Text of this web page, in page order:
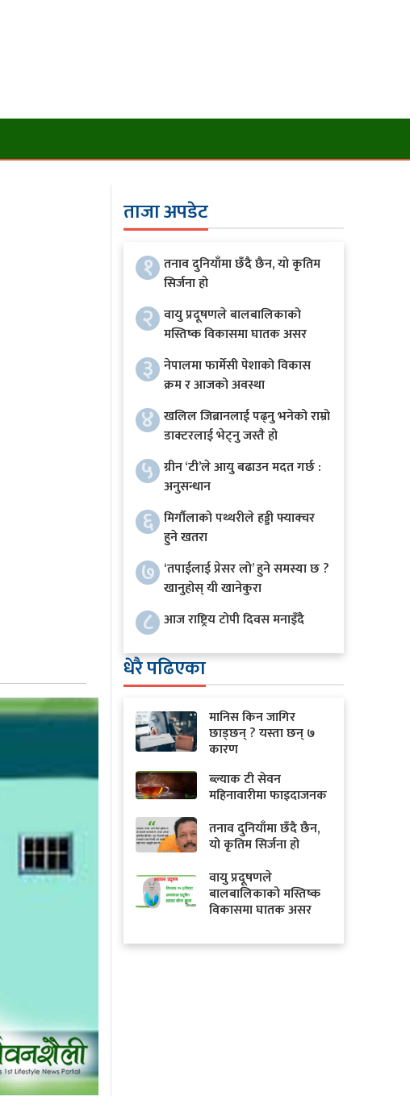
ताजा अपडेट
१ तनाव दुनियाँमा छँदै छैन, यो कृतिम
सिर्जना हो
२ वायु प्रदूषणले बालबालिकाको
मस्तिष्क विकासमा घातक असर
३ नेपालमा फार्मेसी पेशाको विकास
क्रम र आजको अवस्था
४ खलिल जिब्रानलाई पढ्नु भनेको राम्रो
डाक्टरलाई भेट्नु जस्तै हो
५ ग्रीन ‘टी’ले आयु बढाउन मदत गर्छ :
अनुसन्धान
६ मिर्गौलाको पथ्थरीले हड्डी फ्याक्चर
हुने खतरा
७ ‘तपाईलाई प्रेसर लो’ हुने समस्या छ ?
खानुहोस् यी खानेकुरा
८ आज राष्ट्रिय टोपी दिवस मनाइँदै
धेरै पढिएका
मानिस किन जागिर
छाड्छन् ? यस्ता छन् ७
कारण
ब्ल्याक टी सेवन
महिनावारीमा फाइदाजनक
तनाव दुनियाँमा छँदै छैन,
यो कृतिम सिर्जना हो
वायु प्रदूषणले
बालबालिकाको मस्तिष्क
विकासमा घातक असर